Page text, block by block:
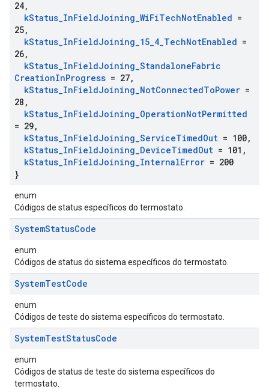
24,
kStatus_InFieldJoining_WiFiTechNotEnabled =
25,
kStatus_InFieldJoining_15_4_TechNotEnabled =
26,
kStatus_InFieldJoining_StandaloneFabric
CreationInProgress = 27,
kStatus_InFieldJoining_NotConnectedToPower =
28 ,
kStatus_InFieldJoining_OperationNotPermitted
= 29,
kStatus_InFieldJoining_ServiceTimedOut = 100,
kStatus_InFieldJoining_DeviceTimedOut = 101 ,
kStatus_InFieldJoining_InternalError = 200
}
enum
Códigos de status específicos do termostato.
SystemStatusCode
enum
Códigos de status do sistema específicos do termostato.
SystemTestCode
enum
Códigos de teste do sistema específicos do termostato.
SystemTestStatusCode
enum
Códigos de status de teste do sistema específicos do
termostato.